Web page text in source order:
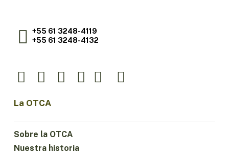
+55 61 3248-4119
+55 61 3248-4132
La OTCA
Sobre la OTCA
Nuestra historia